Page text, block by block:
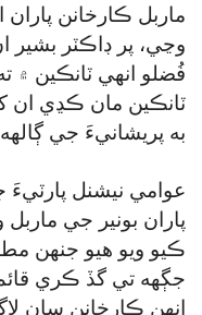
ماربل ڪارخانن
وڃي، پر ڊاڪٽر بشير
فُضلو انهي ٽانڪين ۾
ٽانڪين مان ڪڍي ان
به پريشانيءَ جي
عوامي نيشنل
پاران بونير جي
ڪيو ويو هيو جنهن
جڳهه تي گڏ ڪري
انهن ڪارخانن سان